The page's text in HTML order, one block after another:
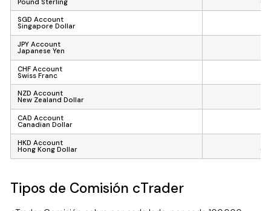
Pound Sterling
SGD Account
Singapore Dollar
JPY Account
Japanese Yen
CHF Account
Swiss Franc
NZD Account
New Zealand Dollar
CAD Account
Canadian Dollar
HKD Account
Hong Kong Dollar
Tipos de Comisión cTrader